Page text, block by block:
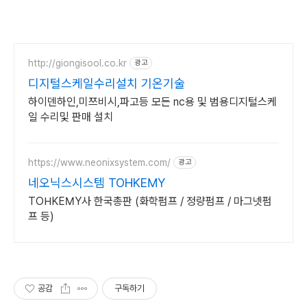
http://giongisool.co.kr 광고
디지털스케일수리설치 기온기술
하이덴하인,미쯔비시,파고등 모든 nc용 및 범용디지털스케
일 수리및 판매 설치
https://www.neonixsystem.com/ 광고
네오닉스시스템 TOHKEMY
TOHKEMY사 한국총판 (화학펌프 / 정량펌프 / 마그넷펌
프 등)
공감 구독하기